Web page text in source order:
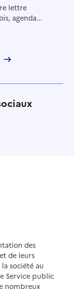
lettre
agenda...
des
de leurs
société au
Service public
nombreux